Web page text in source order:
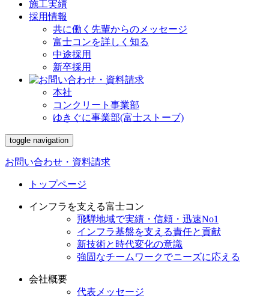
施工実績
採用情報
共に働く先輩からのメッセージ
富士コンを詳しく知る
中途採用
新卒採用
本社
コンクリート事業部
ゆきぐに事業部(富士ストーブ)
toggle navigation
お問い合わせ・資料請求
トップページ
インフラを支える富士コン
飛騨地域で実績・信頼・迅速No1
インフラ基盤を支える責任と貢献
新技術と時代変化の意識
強固なチームワークでニーズに応える
会社概要
代表メッセージ